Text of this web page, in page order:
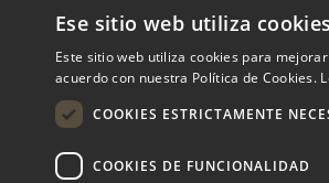
© COPYRIGHT
Ese sitio web utiliza cookies
Este sitio web utiliza cookies para
acuerdo con nuestra Política de Cookies.
COOKIES ESTRICTAMENTE
COOKIES DE FUNCIONALIDAD